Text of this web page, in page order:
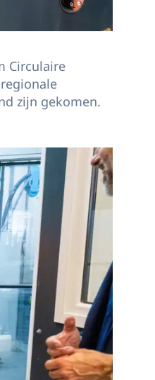
Circulaire
zijn gekomen.